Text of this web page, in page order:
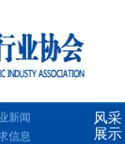
新闻
信息
风采
展示